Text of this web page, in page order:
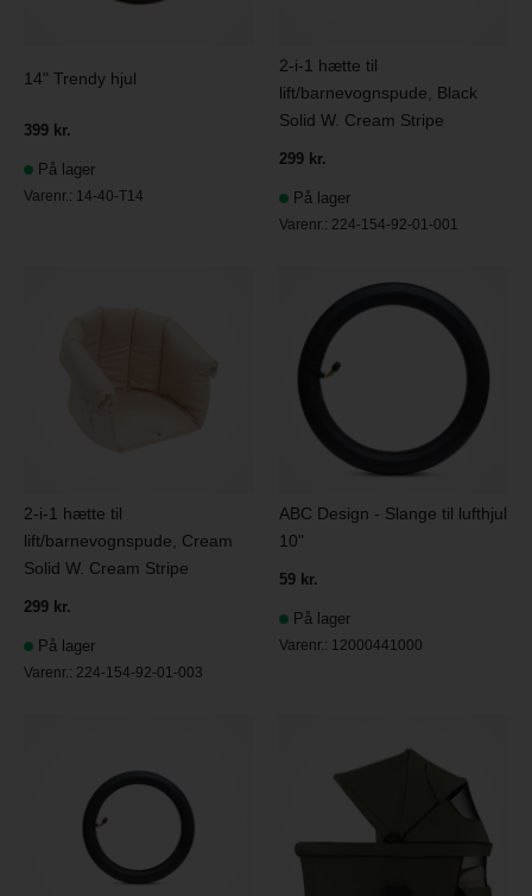
14" Trendy hjul
399 kr.
På lager
Varenr.: 14-40-T14
2-i-1 hætte til
lift/barnevognspude, Black
Solid W. Cream Stripe
299 kr.
På lager
Varenr.: 224-154-92-01-001
2-i-1 hætte til
lift/barnevognspude, Cream
Solid W. Cream Stripe
299 kr.
På lager
Varenr.: 224-154-92-01-003
ABC Design - Slange til lufthjul
10"
59 kr.
På lager
Varenr.: 12000441000